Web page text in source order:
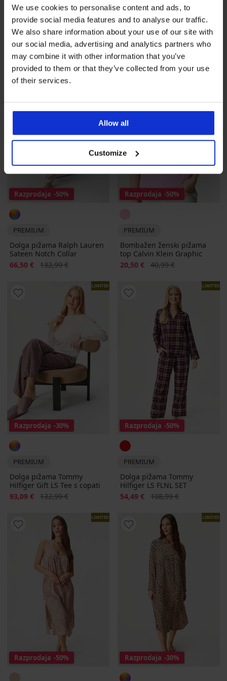
We use cookies to personalise content and ads, to
provide social media features and to analyse our traffic.
We also share information about your use of our site with
our social media, advertising and analytics partners who
may combine it with other information that you’ve
provided to them or that they’ve collected from your use
of their services.
Allow all
Customize
Ženska kratka spalna srajca
Ralph Lauren Cotton La...
96,99 €
Dolga pižama Ralph Lauren
Woven Lawn Notch Collar
Popust
70,50 € Prvotna cena
140,99 €
LIMITED
Razprodaja -50%
PREMIUM
Dolga pižama Ralph Lauren
Sateen Notch Collar
Popust
66,50 € Prvotna cena
132,99 €
Razprodaja -50%
PREMIUM
Bombažen ženski pižama
top Calvin Klein Graphic
Popust
20,50 € Prvotna cena
40,99 €
LIMITED
Razprodaja -30%
PREMIUM
Dolga pižama Tommy
Hilfiger Gift LS Tee s copati
Popust
93,09 € Prvotna cena
132,99 €
LIMITED
Razprodaja -50%
PREMIUM
Dolga pižama Tommy
Hilfiger LS FLNL SET
Popust
54,49 € Prvotna cena
108,99 €
LIMITED
Razprodaja -50%
LIMITED
Razprodaja -30%